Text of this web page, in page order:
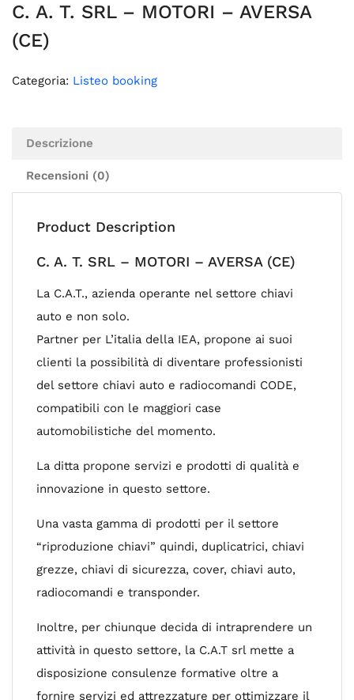
C. A. T. SRL – MOTORI – AVERSA
(CE)
Categoria: Listeo booking
Descrizione
Recensioni (0)
Product Description
C. A. T. SRL – MOTORI – AVERSA (CE)
La C.A.T., azienda operante nel settore chiavi
auto e non solo.
Partner per L’italia della IEA, propone ai suoi
clienti la possibilità di diventare professionisti
del settore chiavi auto e radiocomandi CODE,
compatibili con le maggiori case
automobilistiche del momento.
La ditta propone servizi e prodotti di qualità e
innovazione in questo settore.
Una vasta gamma di prodotti per il settore
“riproduzione chiavi” quindi, duplicatrici, chiavi
grezze, chiavi di sicurezza, cover, chiavi auto,
radiocomandi e transponder.
Inoltre, per chiunque decida di intraprendere un
attività in questo settore, la C.A.T srl mette a
disposizione consulenze formative oltre a
fornire servizi ed attrezzature per ottimizzare il